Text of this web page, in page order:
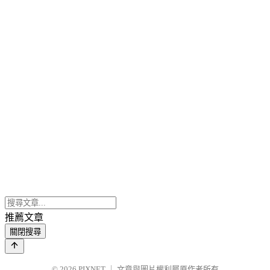
推薦文章
關閉搜尋